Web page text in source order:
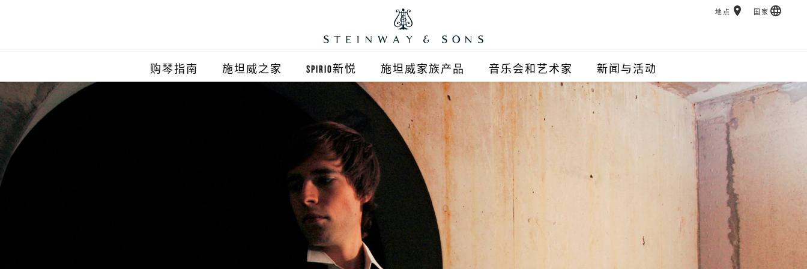
购琴指南 施坦威之家
施坦威顺义旗舰店
施坦威之家上海
施坦威浦东旗舰店
施坦威之家西安
SPIRIO新悦 施坦威家族产品
施坦威钢琴
波士顿钢琴
郎朗钢琴
艾塞克斯钢琴
音乐会和艺术家 新闻与活动
地点 国家